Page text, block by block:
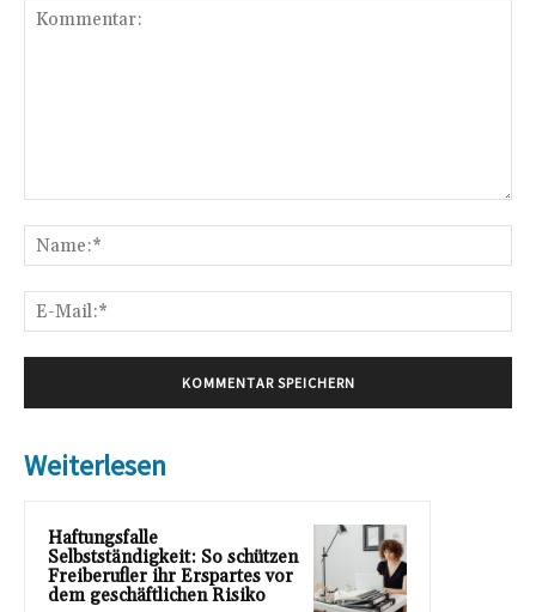
Weiterlesen
Haftungsfalle
Selbstständigkeit: So schützen
Freiberufler ihr Erspartes vor
dem geschäftlichen Risiko